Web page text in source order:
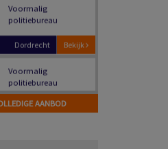
Dordrecht
Voormalig
politiebureau
Hilversum
VoormaligAANBOD